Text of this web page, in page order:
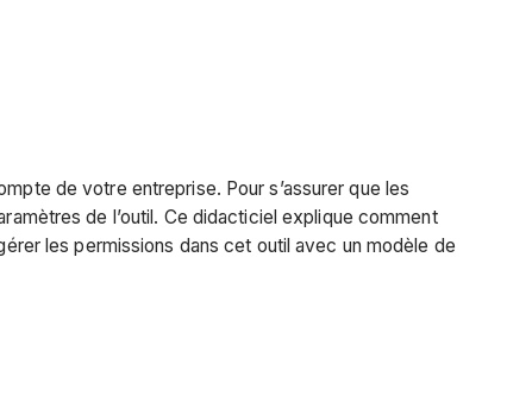
de votre entreprise. Pour s’assurer que les
de l’outil. Ce didacticiel explique comment
les permissions dans cet outil avec un modèle de